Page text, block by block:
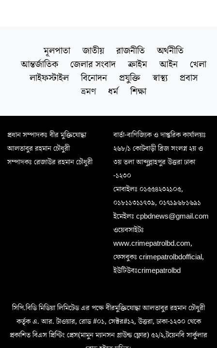
মূলপাতা জাতীয় রাজনীতি
অর্থনীতি
আন্তর্জাতিক
জেলার সংবাদ ক্রাইম আইন
খেলা
লাইফস্টাইল
বিনোদন প্রযুক্তি স্বাস্থ্য
প্রবাস
ভ্রমণ
ধর্ম শিক্ষা
প্রধান সম্পাদকঃ বীর মুক্তিযোদ্ধা
আলতাবুর রহমান চৌধুরী
সম্পাদকঃ রেজাউর রহমান চৌধুরী
বার্তা-বাণিজ্যিক ও দাপ্তরিক কার্যালয়ঃ
২৬৮/১ কোটবাড়ী ব্রিজ সংলগ্ন ২য় ও
৩য় তলা আব্দুল্লাহপুর উত্তরা ঢাকা
-১২৩০
মোবাইলঃ ০১৫৫৪২৩২১০৫,
০১৮১১৩১১৭৩৯, ০১৭১৯৬৮১৬৯১
ইমেইলঃ cpbdnews@gmail.com
ওয়েবসাইটঃ
www.crimepatrolbd.com,
ফেসবুকঃ crimepatrolbdofficial,
ইউটিউবঃcrimepatrolbd
সিপি.বিডি মিডিয়া লিমিটেড এর পক্ষে বীরমুক্তিযোদ্ধা আলতাবুর রহমান চৌধুরী
কর্তৃক এ. আর. টাওয়ার, রোড #০১, সেক্টর#১২, উত্তরা, ঢাকা-১২৩০ থেকে
প্রকাশিত বিএস প্রিন্টিং প্রেস(মামুন ম্যানসন গ্রাউন্ড ফ্লোর) ৫২/২,টয়েনবি সার্কুলার